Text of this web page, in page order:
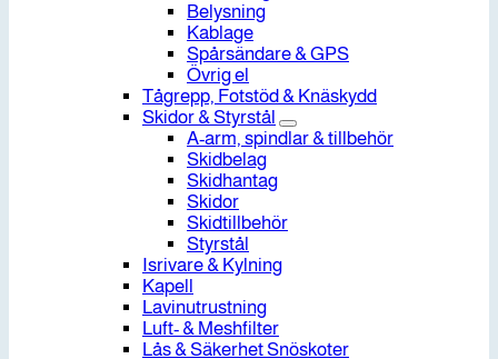
Belysning
Kablage
Spårsändare & GPS
Övrig el
Tågrepp, Fotstöd & Knäskydd
Skidor & Styrstål
A-arm, spindlar & tillbehör
Skidbelag
Skidhantag
Skidor
Skidtillbehör
Styrstål
Isrivare & Kylning
Kapell
Lavinutrustning
Luft- & Meshfilter
Lås & Säkerhet Snöskoter